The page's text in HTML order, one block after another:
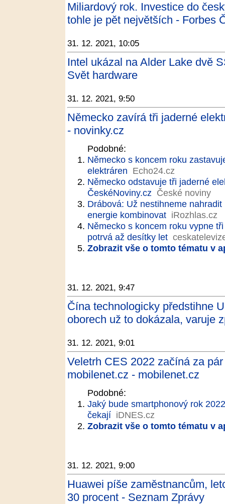
Miliardový rok. Investice do
tohle je pět největších - Forbes
31. 12. 2021, 10:05
Intel ukázal na Alder Lake dvě
Svět hardware
31. 12. 2021, 9:50
Německo zavírá tři jaderné
- novinky.cz
Podobné:
Německo s koncem roku
elektráren Echo24.cz
Německo odstavuje tři jaderné
ČeskéNoviny.cz České noviny
Drábová: Už nestihneme
energie kombinovat iRozhlas.cz
Německo s koncem roku vypne
potrvá až desítky let
Zobrazit vše o tomto tématu v
31. 12. 2021, 9:47
Čína technologicky předstihne
oborech už to dokázala, varuje
31. 12. 2021, 9:01
Veletrh CES 2022 začíná za
mobilenet.cz - mobilenet.cz
Podobné:
Jaký bude smartphonový rok
čekají iDNES.cz
Zobrazit vše o tomto tématu v
31. 12. 2021, 9:00
Huawei píše zaměstnancům,
30 procent - Seznam Zprávy